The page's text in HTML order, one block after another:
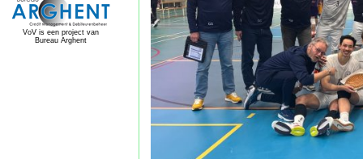
VoV is een project van
Bureau Arghent